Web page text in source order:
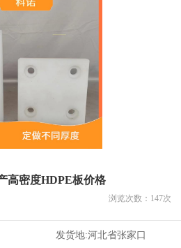
高密度HDPE板价格
浏览次数： 147次
发货地:河北省张家口